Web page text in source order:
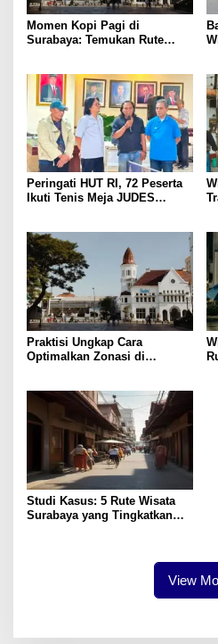
Momen Kopi Pagi di
Surabaya: Temukan Rute
Peringati HUT RI, 72 Peserta
Ikuti Tenis Meja JUDES
Praktisi Ungkap Cara
Optimalkan Zonasi di
Studi Kasus: 5 Rute Wisata
Surabaya yang Tingkatkan
View